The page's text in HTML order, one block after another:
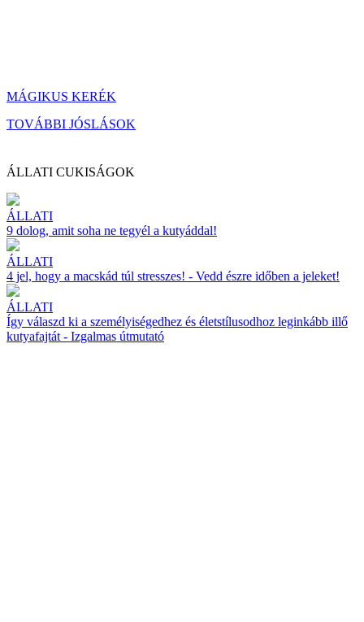
MÁGIKUS KERÉK
TOVÁBBI JÓSLÁSOK
ÁLLATI CUKISÁGOK
ÁLLATI
9 dolog, amit soha ne tegyél a kutyáddal!
ÁLLATI
4 jel, hogy a macskád túl stresszes! - Vedd észre időben a jeleket!
ÁLLATI
Így válaszd ki a személyiségedhez és életstílusodhoz leginkább illő
kutyafajtát - Izgalmas útmutató